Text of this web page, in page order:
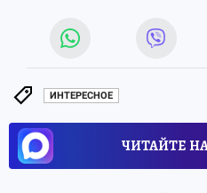
ИНТЕРЕСНОЕ
ЧИТАЙТЕ